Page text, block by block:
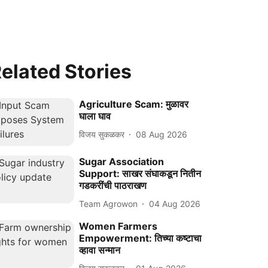
Stories
Agriculture Scam: मुळावर
घाला घाव
विजय सुकळकर 08 Aug 2026
Sugar Association
Support: साखर संघाकडून नितीन
गडकरींची पाठराखण
Team Agrowon 04 Aug 2026
Women Farmers
Empowerment: तिच्या कष्टाचा
व्हावा सन्मान